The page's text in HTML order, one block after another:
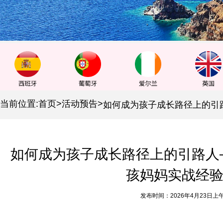
当前位置:首页>活动预告>
如何成为孩子成长路径上的引路
孩妈妈实战经
发布时间：2026年4月23日上